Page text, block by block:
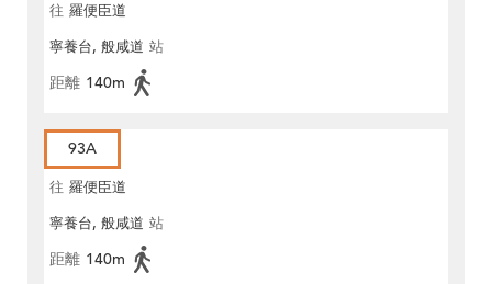
往 羅便臣道
寧養台, 般咸道 站
距離 140m
93A
往 羅便臣道
寧養台, 般咸道 站
距離 140m